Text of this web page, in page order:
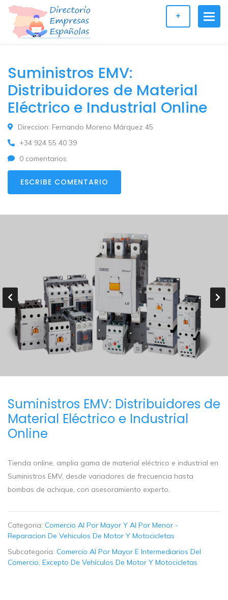
+
Suministros EMV:
Distribuidores de Material
Eléctrico e Industrial Online
Direccion: Fernando Moreno Márquez 45
+34 924 55 40 39
0 comentarios
ESCRIBE COMENTARIO
Suministros EMV: Distribuidores de
Material Eléctrico e Industrial
Online
Tienda online, amplia gama de material eléctrico e industrial en
Suministros EMV, desde variadores de frecuencia hasta
bombas de achique, con asesoramiento experto.
Categoria: Comercio Al Por Mayor Y Al Por Menor -
Reparacion De Vehiculos De Motor Y Motocicletas
Subcategoria: Comercio Al Por Mayor E Intermediarios Del
Comercio, Excepto De Vehículos De Motor Y Motocicletas